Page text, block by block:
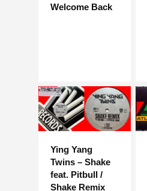
Welcome Back
Ying Yang
Twins – Shake
feat. Pitbull /
Shake Remix